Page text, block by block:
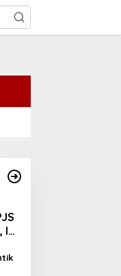
LGBTQ Masuk
Efektifkah
Benteng Moral
Muda?